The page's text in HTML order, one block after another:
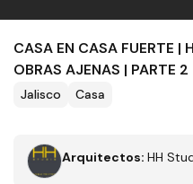
CASA EN CASA FUERTE |
OBRAS AJENAS | PARTE 2
Jalisco Casa
Arquitectos: HH